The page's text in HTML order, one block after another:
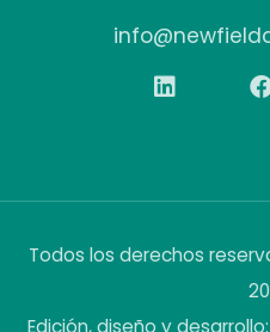
Todos los derechos
Edición, diseño y